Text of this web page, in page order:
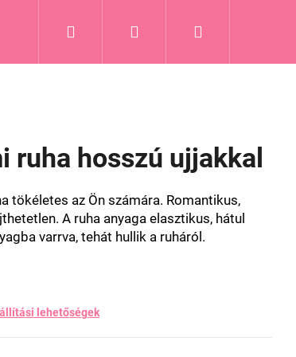
Keresés Bejelentkezés
ruha hosszú ujjakkal
tökéletes az Ön számára. Romantikus,
A ruha anyaga elasztikus, hátul
varrva, tehát hullik a ruháról.
lehetőségek